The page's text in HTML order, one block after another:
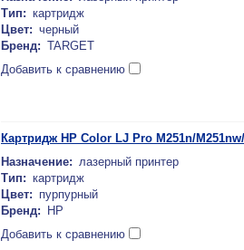
Тип: картридж
Цвет: черный
Бренд: TARGET
Добавить к сравнению
Картридж HP Color LJ Pro M251n/
Назначение: лазерный принтер
Тип: картридж
Цвет: пурпурный
Бренд:
HP
Добавить к сравнению